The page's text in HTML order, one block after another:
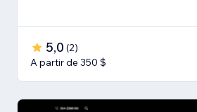
5,0 (2)
A partir de 350 $